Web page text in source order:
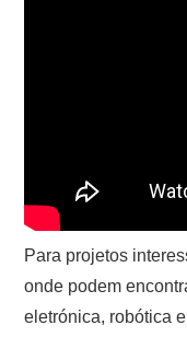
Para projetos
onde podem
eletrónica, robótica